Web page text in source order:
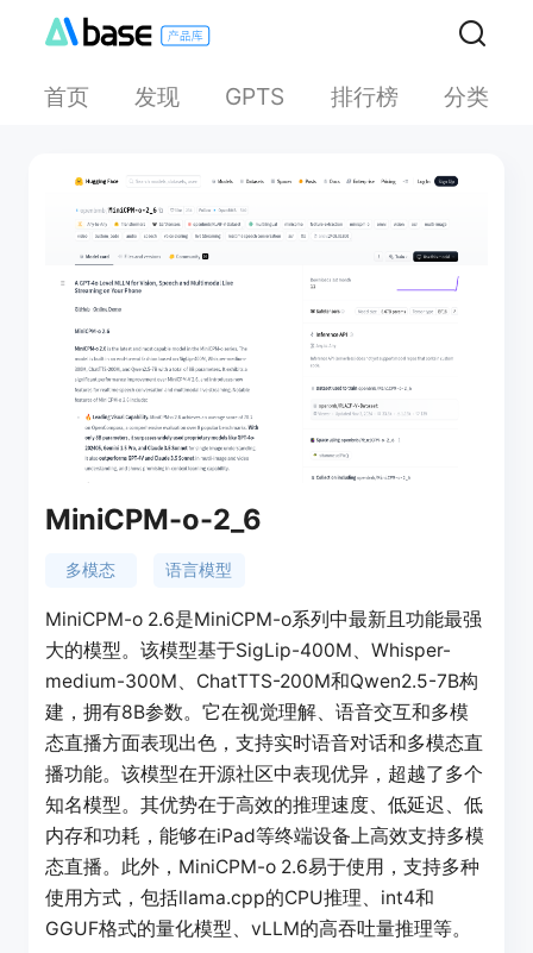
首页 发现 GPTS 排行榜 分类
MiniCPM-o-2_6
多模态 语言模型
MiniCPM-o 2.6是MiniCPM-o系列中最新且功能最强
大的模型。该模型基于SigLip-400M、Whisper-
medium-300M、ChatTTS-200M和Qwen2.5-7B构
建，拥有8B参数。它在视觉理解、语音交互和多模
态直播方面表现出色，支持实时语音对话和多模态直
播功能。该模型在开源社区中表现优异，超越了多个
知名模型。其优势在于高效的推理速度、低延迟、低
内存和功耗，能够在iPad等终端设备上高效支持多模
态直播。此外，MiniCPM-o 2.6易于使用，支持多种
使用方式，包括llama.cpp的CPU推理、int4和
GGUF格式的量化模型、vLLM的高吞吐量推理等。